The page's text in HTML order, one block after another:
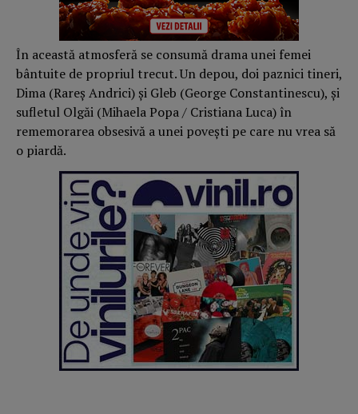
În această atmosferă se consumă drama unei femei
bântuite de propriul trecut. Un depou, doi paznici tineri,
Dima (Rareș Andrici) și Gleb (George Constantinescu), și
sufletul Olgăi (Mihaela Popa / Cristiana Luca) în
rememorarea obsesivă a unei povești pe care nu vrea să
o piardă.